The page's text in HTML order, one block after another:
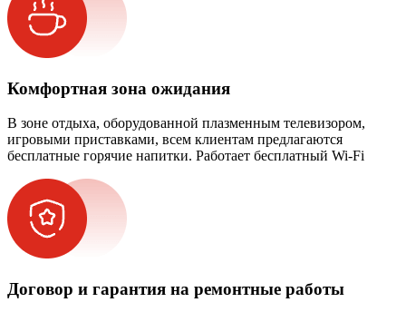
Комфортная зона ожидания
В зоне отдыха, оборудованной плазменным телевизором,
игровыми приставками, всем клиентам предлагаются
бесплатные горячие напитки. Работает бесплатный Wi-Fi
Договор и гарантия на ремонтные работы